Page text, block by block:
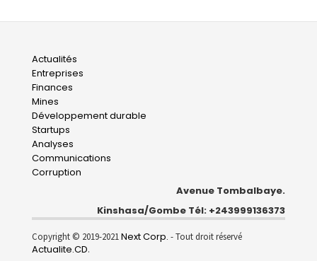
Main
navigation
Actualités
Entreprises
Finances
Mines
Développement durable
Startups
Analyses
Communications
Corruption
Avenue Tombalbaye.
Kinshasa/Gombe Tél: +243999136373
Copyright © 2019-2021Next Corp. - Tout droit réservé
Actualite.CD.